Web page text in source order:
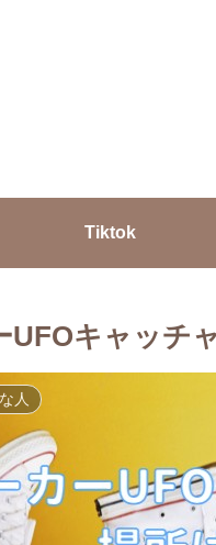
Tiktok
UFOキャッチ
人